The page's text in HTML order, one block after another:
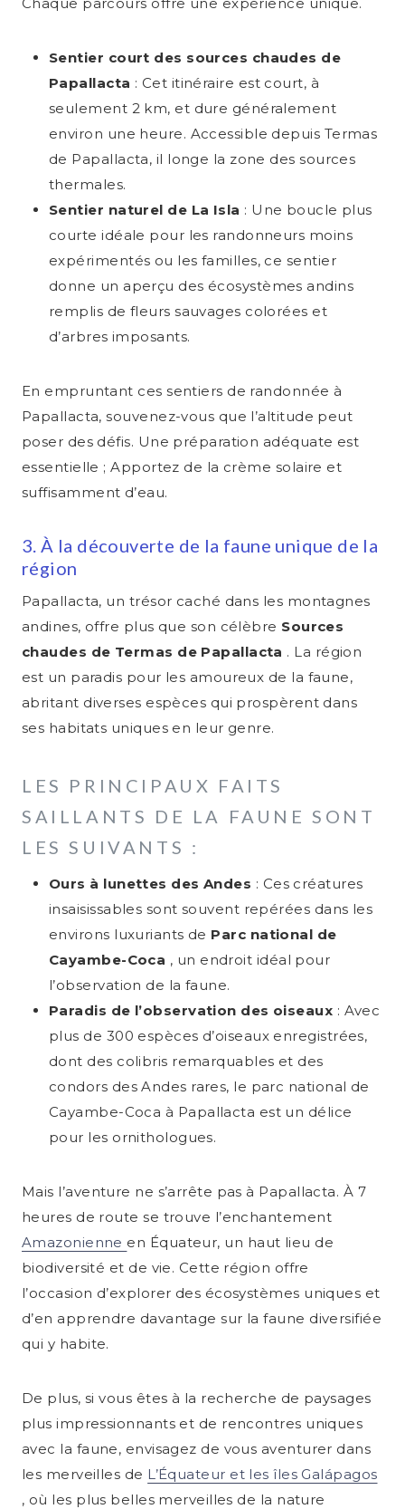
Sentier court des sources chaudes de
Papallacta : Cet itinéraire est court, à
seulement 2 km, et dure généralement
environ une heure. Accessible depuis Termas
de Papallacta, il longe la zone des sources
thermales.
Sentier naturel de La Isla : Une boucle plus
courte idéale pour les randonneurs moins
expérimentés ou les familles, ce sentier
donne un aperçu des écosystèmes andins
remplis de fleurs sauvages colorées et
d’arbres imposants.
En empruntant ces sentiers de randonnée à
Papallacta, souvenez-vous que l’altitude peut
poser des défis. Une préparation adéquate est
essentielle ; Apportez de la crème solaire et
suffisamment d’eau.
3. À la découverte de la faune unique de la
région
Papallacta, un trésor caché dans les montagnes
andines, offre plus que son célèbre Sources
chaudes de Termas de Papallacta . La région
est un paradis pour les amoureux de la faune,
abritant diverses espèces qui prospèrent dans
ses habitats uniques en leur genre.
LES PRINCIPAUX FAITS
SAILLANTS DE LA FAUNE SONT
LES SUIVANTS :
Ours à lunettes des Andes : Ces créatures
insaisissables sont souvent repérées dans les
environs luxuriants de Parc national de
Cayambe-Coca , un endroit idéal pour
l’observation de la faune.
Paradis de l’observation des oiseaux : Avec
plus de 300 espèces d’oiseaux enregistrées,
dont des colibris remarquables et des
condors des Andes rares, le parc national de
Cayambe-Coca à Papallacta est un délice
pour les ornithologues.
Mais l’aventure ne s’arrête pas à Papallacta. À 7
heures de route se trouve l’enchantement
Amazonienne en Équateur, un haut lieu de
biodiversité et de vie. Cette région offre
l’occasion d’explorer des écosystèmes uniques et
d’en apprendre davantage sur la faune diversifiée
qui y habite.
De plus, si vous êtes à la recherche de paysages
plus impressionnants et de rencontres uniques
avec la faune, envisagez de vous aventurer dans
les merveilles de L’Équateur et les îles Galápagos
, où les plus belles merveilles de la nature
Base juridique : Art. 6(1)(c) RGPD (obligation légale)
données traitées sur des serveurs dans
l'UE (Allemagne)
Confidentialité : Non spécifié
Transfert de données : Non spécifié
Base juridique : Art. 6(1)(a) RGPD (Consentement)
Transfert de données : EU-US Data Privacy Framework
Transfert de données : EU-US Data Privacy Framework